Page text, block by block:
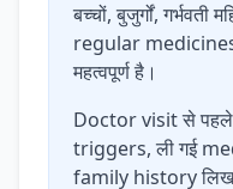
बच्चों, बुजुर्गों,
regular medicines
महत्वपूर्ण है।
Doctor visit से
triggers, ली गई
family history लिख